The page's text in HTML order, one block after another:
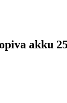
akku